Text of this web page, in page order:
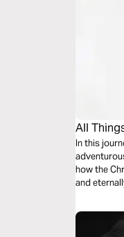
All
In this journey
how the
and